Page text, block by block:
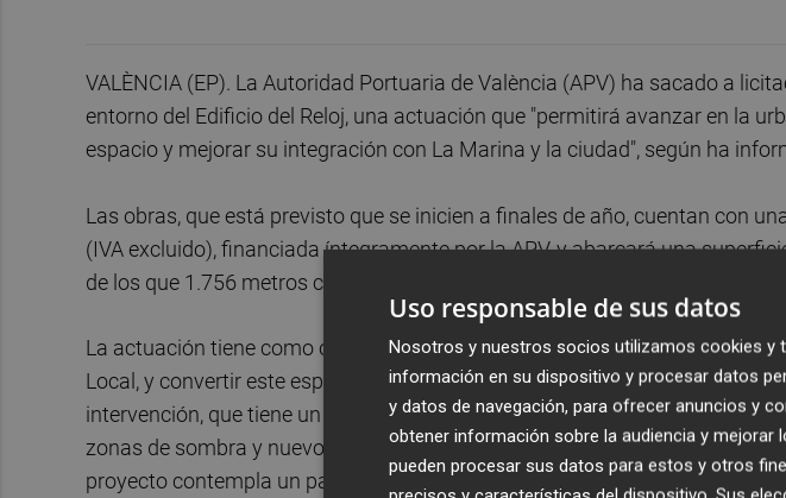
VALÈNCIA (EP). La Autoridad Portuaria de València (APV) ha sacado a
entorno del Edificio del Reloj, una actuación que "permitirá avanzar en la
espacio y mejorar su integración con La Marina y la ciudad", según ha
Las obras, que está previsto que se inicien a finales de año, cuentan con
(IVA excluido), financiada íntegramente por la APV, y abarcará una
de los que 1.756 metros cuadrados serán de zonas ajardinadas.
La actuación tiene como objetivo dignificar el entorno del Edificio del Reloj,
Local, y convertir este espacio en una zona más amable para el uso y
intervención, que tiene un plazo de ejecución de 9 meses, incluye la
zonas de sombra y nuevos espacios de estancia, así como la instalación
proyecto contempla un pavimento orientado a ordenar los itinerarios
Uso responsable de sus datos
Nosotros y nuestros socios utilizamos cookies y
información en su dispositivo y procesar datos
y datos de navegación, para ofrecer anuncios y
obtener información sobre la audiencia y mejorar
pueden procesar sus datos para estos y otros